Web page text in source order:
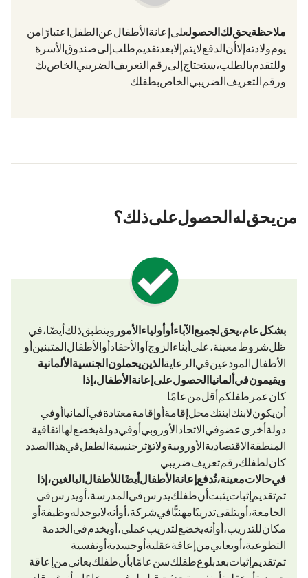
ملاحظة: يحق لك الحصولعلى إعانة الأطفال عن الطفل اعتبارًا من
يوم ولادته. إلا أن الدفع لا يتم إلا بعد تقديم طلب إلى صندوق الأسرة.
وللتقدم بالطلب، ستحتاج إلى رقم التعريف الضريبي الخاص بك
ورقم التعريف الضريبي الخاص بطفلك.
من يحق له الحصول على ذلك؟
بشكل عام، يحق لجميع الآباء أو أولياء الأمور ( وينطبق ذلك أيضًا، في
ظل شروط معينة، على أبناء الزوج أو الأحفاد أو الأطفال المتبنين أو
الأطفال المودعين في الرعاية) الذين يحملون الجنسية الألمانية
ويقيمون في ألمانياالحصول علىإعانة الأطفال، إذا
كان عمر طفلكم أقل من 18 عامًا.
أن يكون لابنك/ابنتك محل إقامة أو إقامة معتادة في ألمانيا أو في
دولة أخرى عضو في الاتحاد الأوروبي أو في دولة يخضع لها اتفاقية
المنطقة الاقتصادية الأوروبية (ولا تؤثر جنسية الطفل في هذا الصدد).
كان لطفلك رقم تعريف ضريبي.
في حالات معينة، تُدفع إعانة الأطفال أيضًا للأطفال البالغين، إذا:
تم تقديم إثبات يثبت أن طفلك يدرس في المدرسة، أو يدرس في
الجامعة، أو يتلقى تدريبًا مهنيًّا في شركة، أو أنه لا يوجد له وظيفة أو
مكان للتدريب، أو أنه يخضع لتدريب عملي، أو يخدم في الخدمة
التطوعية، أو يعاني من إعاقة عقلية أو جسدية أو نفسية.
تم تقديم إثبات بعد بلوغ طفلك سن 25 عامًا بأن طفلك يعاني من إعاقة